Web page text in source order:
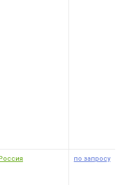
по запросу